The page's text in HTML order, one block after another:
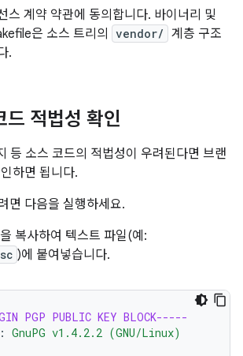
스 계약 약관에 동의합니다. 바이너리 및
은 소스 트리의
vendor/ 계층 구조
.
드 적법성 확인
등 소스 코드의 적법성이 우려된다면 브랜
하면 됩니다.
면 다음을 실행하세요.
복사하여 텍스트 파일(예:
)에 붙여넣습니다.
PGP PUBLIC KEY BLOCK-----
: GnuPG v1.4.2.2 (GNU/Linux)